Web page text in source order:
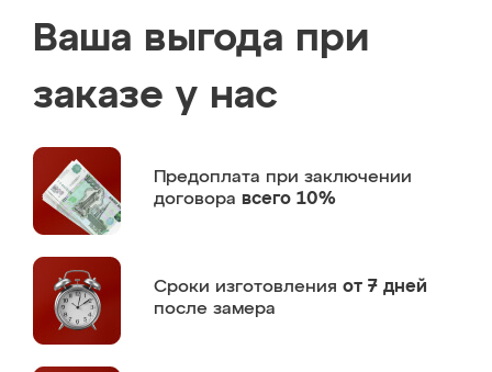
Ваша выгода при
заказе у нас
Предоплата при заключении
договора всего 10%
Сроки изготовления от 7 дней
после замера